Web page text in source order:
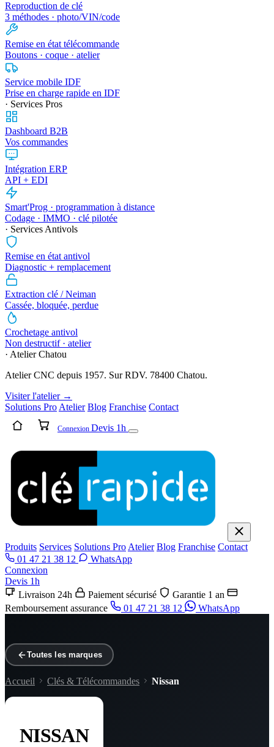
Reproduction de clé
3 méthodes · photo/VIN/code
Remise en état télécommande
Boutons · coque · atelier
Service mobile IDF
Prise en charge rapide en IDF
· Services Pros
Dashboard B2B
Vos commandes
Intégration ERP
API + EDI
Smart'Prog · programmation à distance
Codage · IMMO · clé pilotée
· Services Antivols
Remise en état antivol
Diagnostic + remplacement
Extraction clé / Neiman
Cassée, bloquée, perdue
Crochetage antivol
Non destructif · atelier
· Atelier Chatou
Atelier CNC depuis 1957. Sur RDV. 78400 Chatou.
Visiter l'atelier →
Solutions Pro Atelier Blog Franchise Contact
Connexion Devis 1h
Produits Services Solutions Pro Atelier Blog Franchise Contact
01 47 21 38 12
WhatsApp
Connexion
Devis 1h
Livraison 24h
Paiement sécurisé
Garantie 1 an
Remboursement assurance
01 47 21 38 12 WhatsApp
Toutes les marques
Accueil Clés & Télécommandes Nissan
NISSAN